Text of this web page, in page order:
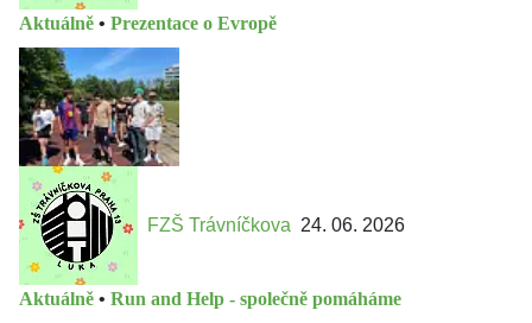
Aktuálně • Prezentace o Evropě
FZŠ Trávníčkova 24. 06. 2026
Aktuálně • Run and Help - společně pomáháme